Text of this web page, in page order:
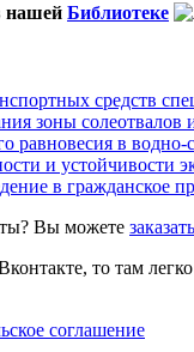
нашей Библиотеке
средств
зоны солеотвалов
равновесия в
и устойчивости
в гражданское
Вы можете заказать
то там
соглашение